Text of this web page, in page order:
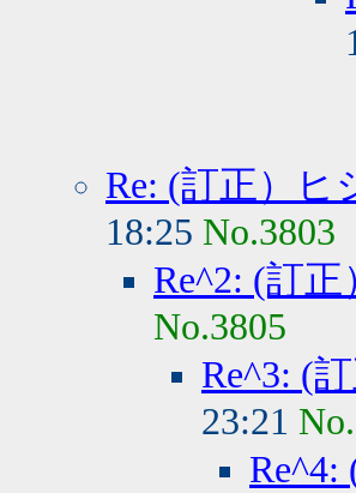
Re: (訂正）
18:25 No.3803
Re^2: (訂
No.3805
Re^3: (
23:21